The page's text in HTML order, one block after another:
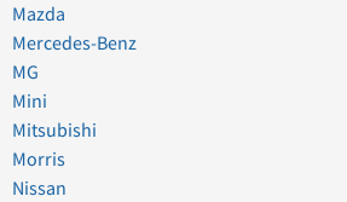
Mazda
Mercedes-Benz
MG
Mini
Mitsubishi
Morris
Nissan